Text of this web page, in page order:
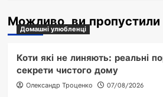
Можливо, ви пропустили
Домашні улюбленці
Коти які не линяють: реальні
секрети чистого дому
Олександр Троценко
07/08/2026